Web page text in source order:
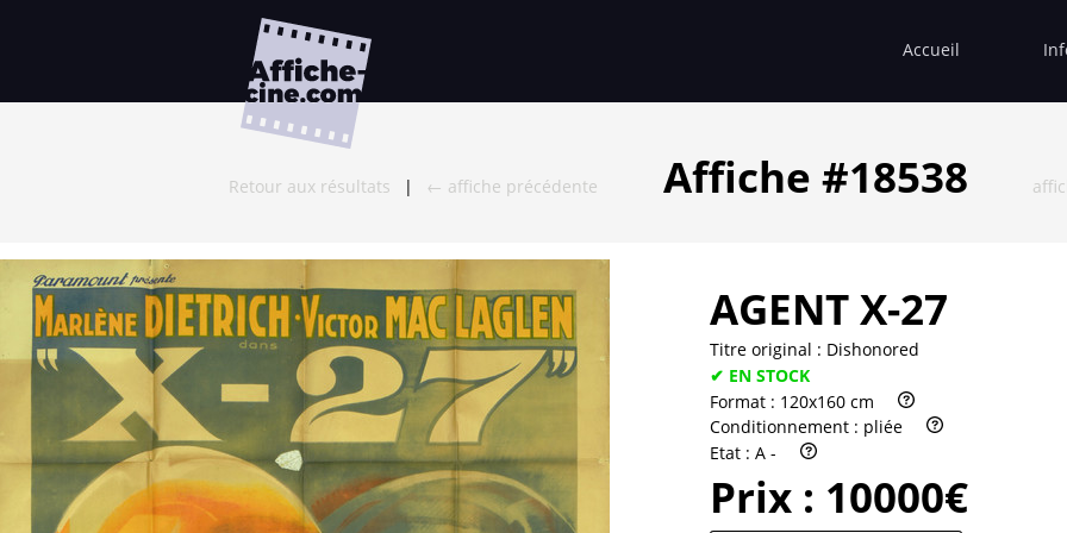
Accueil
Retour aux résultats | ← affiche précédente Affiche #18538
AGENT X-27
Titre original : Dishonored
✔ EN STOCK
Format : 120x160 cm
Conditionnement : pliée
Etat : A -
Prix : 10000€